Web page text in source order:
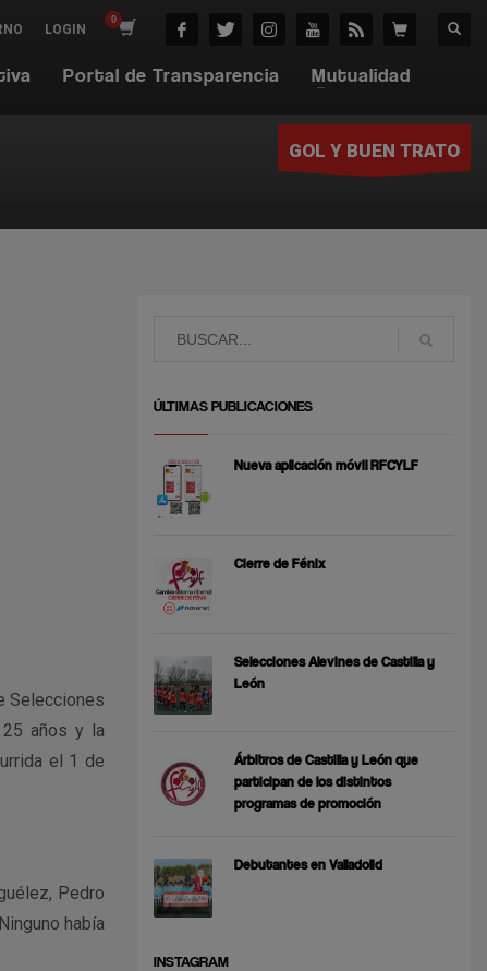
LOGIN
Portal de Transparencia
Mutualidad
GOL Y BUEN TRATO
Selecciones
25 años y la
el 1 de
Pedro
había
ÚLTIMAS PUBLICACIONES
Nueva aplicación móvil RFCYLF
Cierre de Fénix
Selecciones Alevines de Castilla y
León
Árbitros de Castilla y León que
participan de los distintos
programas de promoción
Debutantes en Valladolid
INSTAGRAM